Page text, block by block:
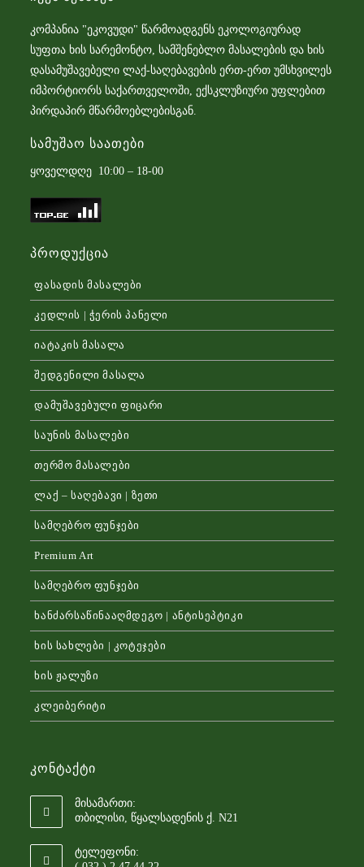
კომპანია "ეკოვუდი" წარმოადგენს ეკოლოგიურად
სუფთა ხის სარემონტო, სამშენებლო მასალების და ხის
დასამუშავებელი ლაქ-საღებავების ერთ-ერთ უმსხვილეს
იმპორტიორს საქართველოში, ექსკლუზიური უფლებით
პირდაპირ მწარმოებლებისგან.
Სამუშაო Საათები
ყოველდღე 10:00 – 18-00
Პროდუქცია
ფასადის მასალები
კედლის | ჭერის პანელი
იატაკის მასალა
შედგენილი მასალა
დამუშავებული ფიცარი
საუნის მასალები
თერმო მასალები
ლაქ – საღებავი | ზეთი
სამღებრო ფუნჯები
Premium Art
სამღებრო ფუნჯები
ხანძარსაწინააღმდეგო | ანტისეპტიკი
ხის სახლები | კოტეჯები
ხის ჟალუზი
კლეიბერიტი
Კონტაქტი
მისამართი:
თბილისი, წყალსადენის ქ. N21
ტელეფონი: